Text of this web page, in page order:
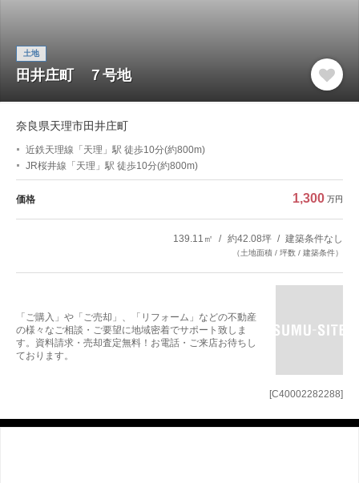
[C40002282288]
土地
田井庄町 ７号地
奈良県天理市田井庄町
近鉄天理線「天理」駅 徒歩10分(約800m)
JR桜井線「天理」駅 徒歩10分(約800m)
価格 1,300 万円
139.11㎡ 約42.08坪 建築条件なし
（土地面積 / 坪数 / 建築条件）
「ご購入」や「ご売却」、「リフォーム」などの不動産
の様々なご相談・ご要望に地域密着でサポート致しま
す。資料請求・売却査定無料！お電話・ご来店お待ちし
ております。